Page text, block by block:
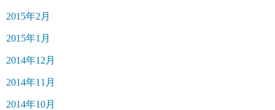
2015年2月
2015年1月
2014年12月
2014年11月
2014年10月